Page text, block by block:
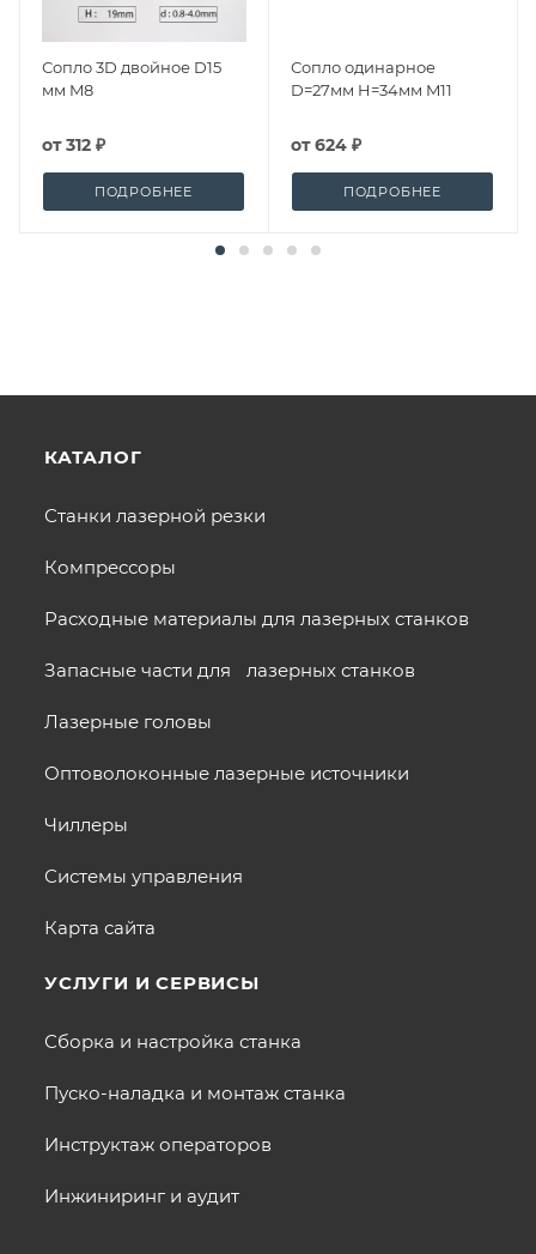
Сопло 3D двойное D15
мм M8
от312 ₽
ПОДРОБНЕЕ
Сопло одинарное
D=27мм H=34мм M11
от624 ₽
ПОДРОБНЕЕ
КАТАЛОГ
Станки лазерной резки
Компрессоры
Расходные материалы для лазерных станков
Запасные части для лазерных станков
Лазерные головы
Оптоволоконные лазерные источники
Чиллеры
Системы управления
Карта сайта
УСЛУГИ И СЕРВИСЫ
Сборка и настройка станка
Пуско-наладка и монтаж станка
Инструктаж операторов
Инжиниринг и аудит